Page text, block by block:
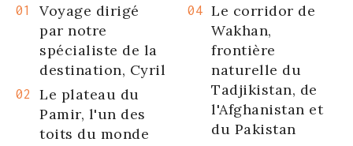
Voyage dirigé
par notre
spécialiste de la
destination, Cyril
Le plateau du
Pamir, l'un des
toits du monde
Le corridor de
Wakhan,
frontière
naturelle du
Tadjikistan, de
l'Afghanistan et
du Pakistan